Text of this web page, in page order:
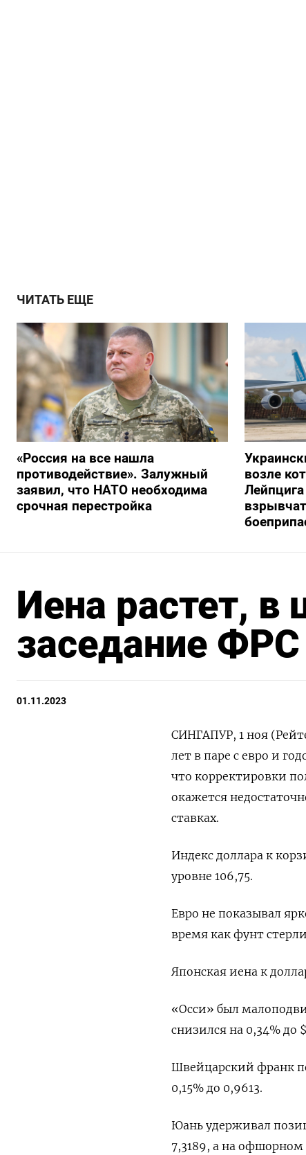
ЧИТАТЬ ЕЩЕ
«Россия на все нашла
противодействие». Залужный
заявил, что НАТО необходима
срочная перестройка
возле
Иена растет, в
заседание ФРС
01.11.2023
СИНГАПУР, 1 ноя
лет в паре с евро и
что корректировки
окажется
ставках.
Индекс доллара к
уровне 106,75​.
Евро не показывал
время как фунт
Японская иена к
«Осси» был
снизился на 0,34% до
Швейцарский франк
0,15%​ до 0,9613.
Юань удерживал
7,3189​, а на